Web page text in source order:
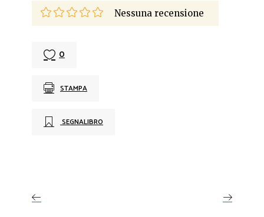
Nessuna recensione
0
STAMPA
SEGNALIBRO